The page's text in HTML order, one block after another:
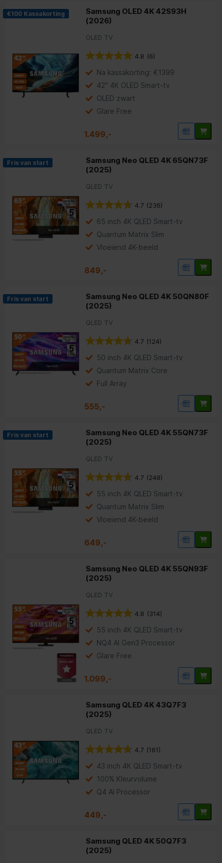
€100 Kassakorting
Samsung OLED 4K 42S93H
(2026)
OLED TV
4.8 (6)
Na kassakorting: €1399
42" 4K OLED Smart-tv
OLED zwart
Glare Free
1.499,-
Fris van start
Samsung Neo QLED 4K 65QN73F
(2025)
QLED TV
4.7 (236)
65 inch 4K QLED Smart-tv
Quantum Matrix Slim
Vloeiend 4K-beeld
849,-
Fris van start
Samsung Neo QLED 4K 50QN80F
(2025)
QLED TV
4.7 (124)
50 inch 4K QLED Smart-tv
Quantum Matrix Core
Full Array
555,-
Fris van start
Samsung Neo QLED 4K 55QN73F
(2025)
QLED TV
4.7 (248)
55 inch 4K QLED Smart-tv
Quantum Matrix Slim
Vloeiend 4K-beeld
649,-
Samsung Neo QLED 4K 55QN93F
(2025)
QLED TV
4.8 (314)
55 inch 4K QLED Smart-tv
NQ4 AI Gen3 Processor
Glare Free
1.099,-
Samsung QLED 4K 43Q7F3
(2025)
QLED TV
4.7 (161)
43 inch 4K QLED Smart-tv
100% Kleurvolume
Q4 AI Processor
449,-
Samsung QLED 4K 50Q7F3
(2025)